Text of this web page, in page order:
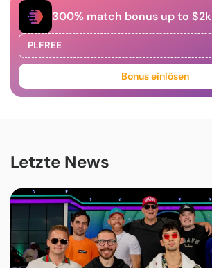
300% match bonus up to $2k
PLFREE
Kopiert!
Bonus einlösen
Letzte News